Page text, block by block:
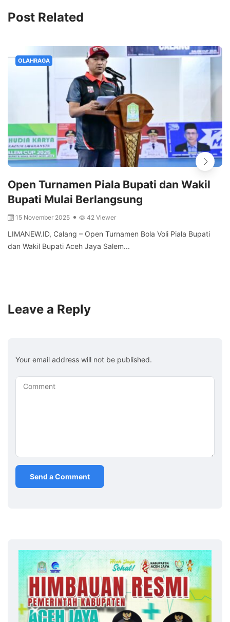
Post Related
OLAHRAGA
Open Turnamen Piala Bupati dan Wakil
Bupati Mulai Berlangsung
15 November 2025 42 Viewer
LIMANEW.ID, Calang – Open Turnamen Bola Voli Piala Bupati
dan Wakil Bupati Aceh Jaya Salem...
Leave a Reply
Your email address will not be published.
Comment